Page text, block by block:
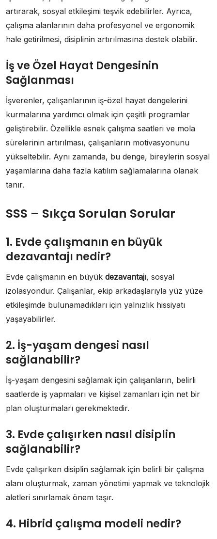
artırarak, sosyal etkileşimi teşvik edebilirler. Ayrıca,
çalışma alanlarının daha profesyonel ve ergonomik
hale getirilmesi, disiplinin artırılmasına destek olabilir.
İş ve Özel Hayat Dengesinin
Sağlanması
İşverenler, çalışanlarının iş-özel hayat dengelerini
kurmalarına yardımcı olmak için çeşitli programlar
geliştirebilir. Özellikle esnek çalışma saatleri ve mola
sürelerinin artırılması, çalışanların motivasyonunu
yükseltebilir. Aynı zamanda, bu denge, bireylerin sosyal
yaşamlarına daha fazla katılım sağlamalarına olanak
tanır.
SSS – Sıkça Sorulan Sorular
1. Evde çalışmanın en büyük
dezavantajı nedir?
Evde çalışmanın en büyük dezavantajı, sosyal
izolasyondur. Çalışanlar, ekip arkadaşlarıyla yüz yüze
etkileşimde bulunamadıkları için yalnızlık hissiyatı
yaşayabilirler.
2. İş-yaşam dengesi nasıl
sağlanabilir?
İş-yaşam dengesini sağlamak için çalışanların, belirli
saatlerde iş yapmaları ve kişisel zamanları için net bir
plan oluşturmaları gerekmektedir.
3. Evde çalışırken nasıl disiplin
sağlanabilir?
Evde çalışırken disiplin sağlamak için belirli bir çalışma
alanı oluşturmak, zaman yönetimi yapmak ve teknolojik
aletleri sınırlamak önem taşır.
4. Hibrid çalışma modeli nedir?